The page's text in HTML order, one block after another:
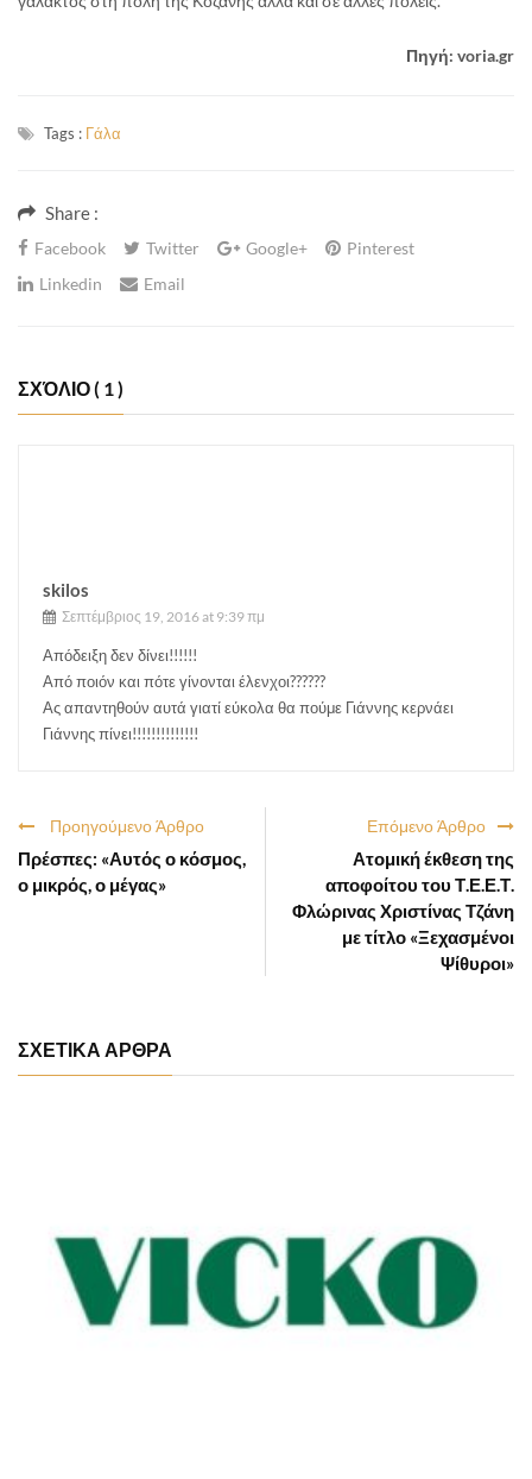
Πηγή: voria.gr
Tags : Γάλα
Share :
Facebook Twitter Google+
Pinterest
Linkedin
Email
ΣΧΌΛΙΟ( 1 )
skilos
Σεπτέμβριος 19, 2016 at 9:39 πμ
Απόδειξη δεν δίνει!!!!!!
Από ποιόν και πότε γίνονται έλενχοι??????
Ας απαντηθούν αυτά γιατί εύκολα θα πούμε Γιάννης κερνάει
Γιάννης πίνει!!!!!!!!!!!!!!
Επόμενο Άρθρο
Ατομική έκθεση της
αποφοίτου του Τ.Ε.Ε.Τ.
Φλώρινας Χριστίνας Τζάνη
με τίτλο «Ξεχασμένοι
Ψίθυροι»
Προηγούμενο Άρθρο
Πρέσπες: «Αυτός ο κόσμος,
ο μικρός, ο μέγας»
ΣΧΕΤΙΚΑ ΑΡΘΡΑ